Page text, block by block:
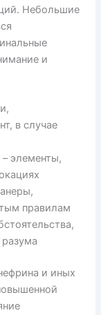
Небольшие
и
в случае
элементы,
правилам
и иных